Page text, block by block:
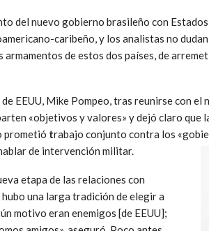
del nuevo gobierno brasileño con
caribeño, y los analistas no
de estos dos países, de
EEUU, Mike Pompeo, tras reunirse con
«objetivos y valores» y dejó claro
prometió trabajo conjunto contra los
de intervención militar.
etapa de las relaciones con
una larga tradición de elegir a
motivo eran enemigos [de EEUU];